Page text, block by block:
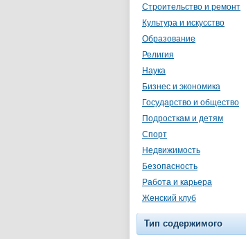
Строительство и ремонт
Культура и искусство
Образование
Религия
Наука
Бизнес и экономика
Государство и общество
Подросткам и детям
Спорт
Недвижимость
Безопасность
Работа и карьера
Женский клуб
Тип содержимого